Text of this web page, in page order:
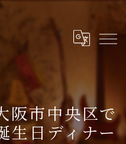
阪市中央区で
生日ディナー